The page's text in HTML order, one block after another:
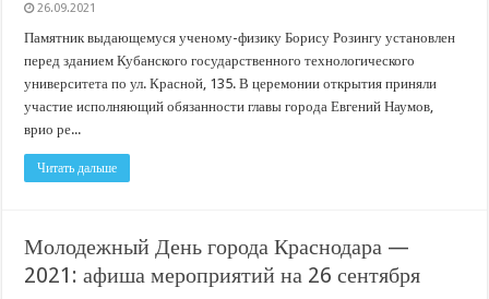
26.09.2021
Памятник выдающемуся ученому-физику Борису Розингу установлен
перед зданием Кубанского государственного технологического
университета по ул. Красной, 135. В церемонии открытия приняли
участие исполняющий обязанности главы города Евгений Наумов,
врио ре...
Читать дальше
Молодежный День города Краснодара —
2021: афиша мероприятий на 26 сентября